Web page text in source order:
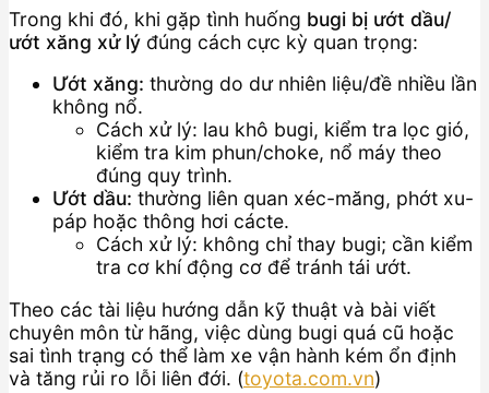
Trong khi đó, khi gặp tình huống bugi bị ướt dầu/
ướt xăng xử lý đúng cách cực kỳ quan trọng:
Ướt xăng: thường do dư nhiên liệu/đề nhiều lần
không nổ.
Cách xử lý: lau khô bugi, kiểm tra lọc gió,
kiểm tra kim phun/choke, nổ máy theo
đúng quy trình.
Ướt dầu: thường liên quan xéc-măng, phớt xu-
páp hoặc thông hơi cácte.
Cách xử lý: không chỉ thay bugi; cần kiểm
tra cơ khí động cơ để tránh tái ướt.
Theo các tài liệu hướng dẫn kỹ thuật và bài viết
chuyên môn từ hãng, việc dùng bugi quá cũ hoặc
sai tình trạng có thể làm xe vận hành kém ổn định
và tăng rủi ro lỗi liên đới. (toyota.com.vn)